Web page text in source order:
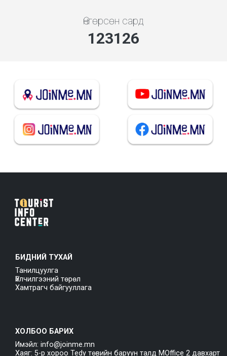
Өнгөрсөн сард
132597
БИДНИЙ ТУХАЙ
Танилцуулга
Үйлчилгээний төрөл
Хамтрагч байгууллага
ХОЛБОО БАРИХ
Имэйл: info@joinme.mn
Хаяг: 5-р хороо Tedy төвийн баруун талд MOffice 2 давхарт